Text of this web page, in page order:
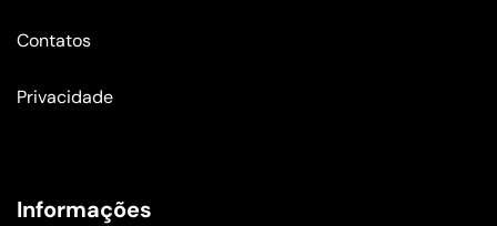
Contatos
Privacidade
Informações